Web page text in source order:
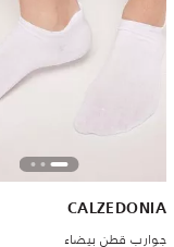
CALZEDONIA
جوارب قطن بيضاء